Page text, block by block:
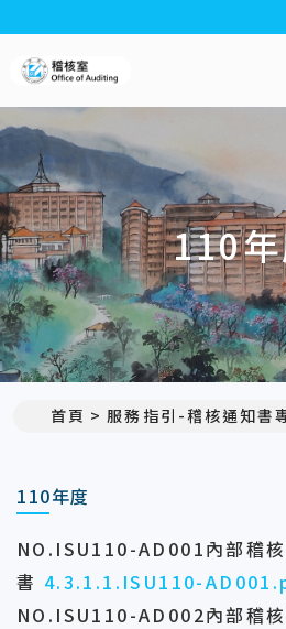
110
首頁 服務指引-稽核通知書
110年度
NO.ISU110-AD001內部稽
書 4.3.1.1.ISU110-
NO.ISU110-AD002內部稽